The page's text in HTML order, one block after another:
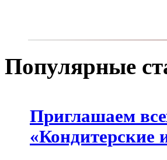
Популярные
Приглашаем
«Кондитерские